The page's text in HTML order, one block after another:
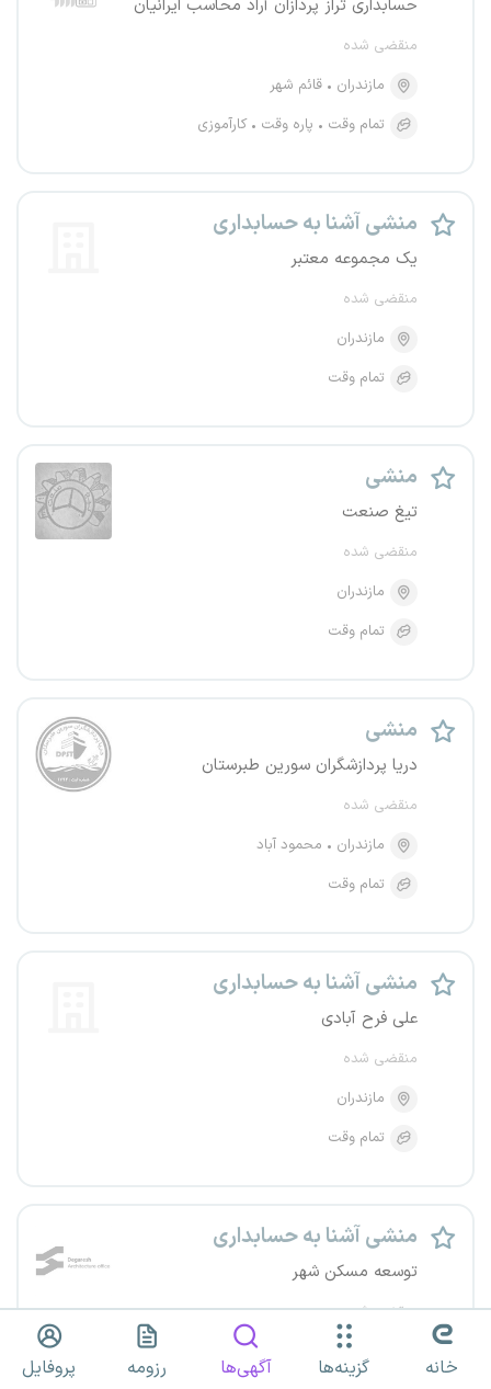
حسابداری تراز پردازان آراد محاسب ایرانیان
منقضی شده
مازندران
قائم شهر
تمام وقت
پاره وقت کارآموزی
منشی آشنا به حسابداری
یک مجموعه معتبر
منقضی شده
مازندران
تمام وقت
منشی
تیغ صنعت
منقضی شده
مازندران
تمام وقت
منشی
دریا پردازشگران سورین طبرستان
منقضی شده
مازندران
محمود آباد
تمام وقت
منشی آشنا به حسابداری
علی فرح آبادی
منقضی شده
مازندران
تمام وقت
منشی آشنا به حسابداری
توسعه مسکن شهر
منقضی شده
مازندران
خانه گزینه‌ها آگهی‌ها رزومه پروفایل